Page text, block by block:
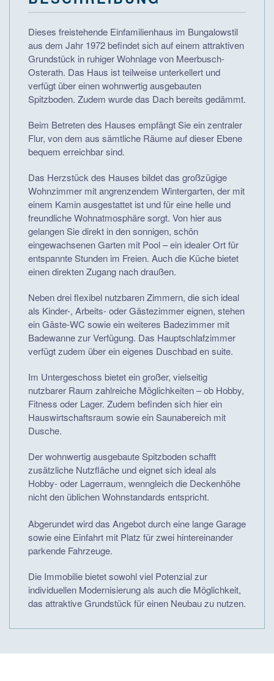
Dieses freistehende Einfamilienhaus im Bungalowstil
aus dem Jahr 1972 befindet sich auf einem attraktiven
Grundstück in ruhiger Wohnlage von Meerbusch-
Osterath. Das Haus ist teilweise unterkellert und
verfügt über einen wohnwertig ausgebauten
Spitzboden. Zudem wurde das Dach bereits gedämmt.
Beim Betreten des Hauses empfängt Sie ein zentraler
Flur, von dem aus sämtliche Räume auf dieser Ebene
bequem erreichbar sind.
Das Herzstück des Hauses bildet das großzügige
Wohnzimmer mit angrenzendem Wintergarten, der mit
einem Kamin ausgestattet ist und für eine helle und
freundliche Wohnatmosphäre sorgt. Von hier aus
gelangen Sie direkt in den sonnigen, schön
eingewachsenen Garten mit Pool – ein idealer Ort für
entspannte Stunden im Freien. Auch die Küche bietet
einen direkten Zugang nach draußen.
Neben drei flexibel nutzbaren Zimmern, die sich ideal
als Kinder-, Arbeits- oder Gästezimmer eignen, stehen
ein Gäste-WC sowie ein weiteres Badezimmer mit
Badewanne zur Verfügung. Das Hauptschlafzimmer
verfügt zudem über ein eigenes Duschbad en suite.
Im Untergeschoss bietet ein großer, vielseitig
nutzbarer Raum zahlreiche Möglichkeiten – ob Hobby,
Fitness oder Lager. Zudem befinden sich hier ein
Hauswirtschaftsraum sowie ein Saunabereich mit
Dusche.
Der wohnwertig ausgebaute Spitzboden schafft
zusätzliche Nutzfläche und eignet sich ideal als
Hobby- oder Lagerraum, wenngleich die Deckenhöhe
nicht den üblichen Wohnstandards entspricht.
Abgerundet wird das Angebot durch eine lange Garage
sowie eine Einfahrt mit Platz für zwei hintereinander
parkende Fahrzeuge.
Die Immobilie bietet sowohl viel Potenzial zur
individuellen Modernisierung als auch die Möglichkeit,
das attraktive Grundstück für einen Neubau zu nutzen.